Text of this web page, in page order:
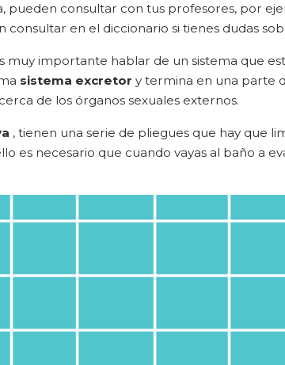
pueden consultar con tus profesores, por
consultar en el diccionario si tienes dudas
muy importante hablar de un sistema que
sistema excretor y termina en una parte
de los órganos sexuales externos.
, tienen una serie de pliegues que hay que
es necesario que cuando vayas al baño a